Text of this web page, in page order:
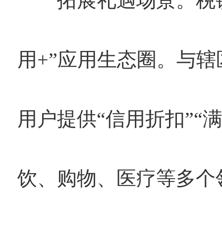
用+”应用生态圈。与
用户提供“信用折扣”“
饮、购物、医疗等多